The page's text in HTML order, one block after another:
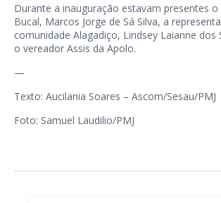
Durante a inauguração estavam presentes o
Bucal, Marcos Jorge de Sá Silva, a
comunidade Alagadiço, Lindsey Laianne dos
o vereador Assis da Apolo.
—
Texto: Aucilania Soares – Ascom/Sesau/PMJ
Foto: Samuel Laudilio/PMJ